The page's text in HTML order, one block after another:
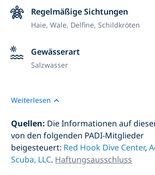
Regelmäßige Sichtungen
Haie, Wale, Delfine, Schildkröten
Gewässerart
Salzwasser
Weiterlesen
Quellen: Die Informationen auf
von den folgenden PADI-Mitglieder
beigesteuert: Red Hook Dive Center,
Scuba, LLC. Haftungsausschluss